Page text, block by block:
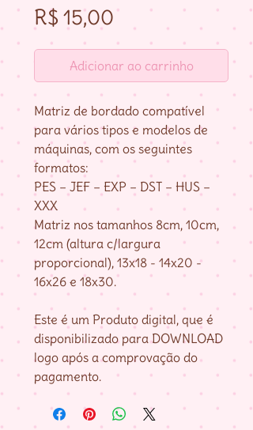
R$ 15,00Preço
Adicionar ao carrinho
Matriz de bordado compatível
para vários tipos e modelos de
máquinas, com os seguintes
formatos:
PES – JEF – EXP – DST – HUS –
XXX
Matriz nos tamanhos 8cm, 10cm,
12cm (altura c/largura
proporcional), 13x18 - 14x20 -
16x26 e 18x30.
Este é um Produto digital, que é
disponibilizado para DOWNLOAD
logo após a comprovação do
pagamento.